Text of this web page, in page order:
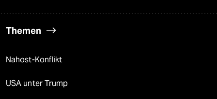
Themen
Nahost-Konflikt
USA unter Trump